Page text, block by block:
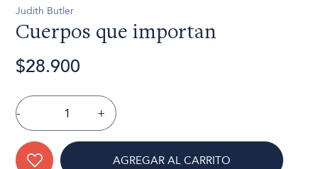
Judith Butler
Cuerpos que importan
$28.900
- +
AGREGAR AL CARRITO